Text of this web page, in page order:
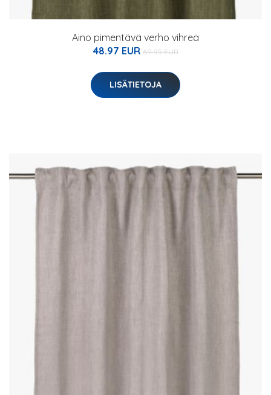
Aino pimentävä verho vihreä
48.97 EUR 69.95 EUR
LISÄTIETOJA